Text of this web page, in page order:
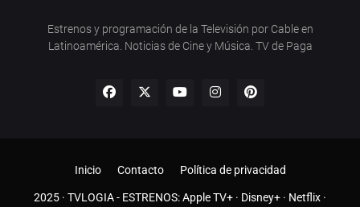
Estrenos y programación de la Televisión por Cable en
Latinoamérica. Noticias de Cine y Música. TV de Paga
2025 · TVLOGIA- ESTRENOS:Apple TV+ · Disney+ · Netflix ·
Inicio Contacto Política de privacidad